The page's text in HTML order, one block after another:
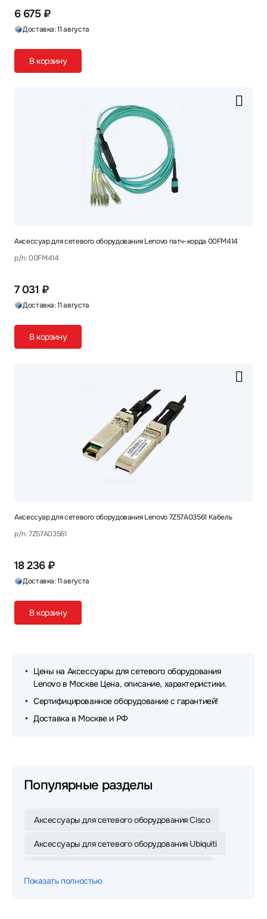
6 675 ₽
Доставка: 11 августа
В корзину
Аксессуар для сетевого оборудования Lenovo патч-корда 00FM414
p/n: 00FM414
7 031 ₽
Доставка: 11 августа
В корзину
Аксессуар для сетевого оборудования Lenovo 7Z57A03561 Кабель
p/n: 7Z57A03561
18 236 ₽
Доставка: 11 августа
В корзину
Цены на Аксессуары для сетевого оборудования
Lenovo в Москве Цена, описание, характеристики.
Сертифицированное оборудование с гарантией!
Доставка в Москве и РФ
Популярные разделы
Аксессуары для сетевого оборудования Cisco
Аксессуары для сетевого оборудования Ubiquiti
Показать полностью